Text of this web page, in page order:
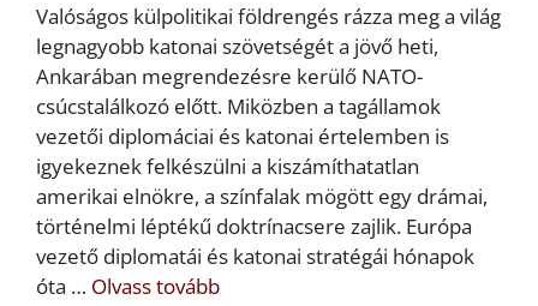
Valóságos külpolitikai földrengés rázza meg a világ
legnagyobb katonai szövetségét a jövő heti,
Ankarában megrendezésre kerülő NATO-
csúcstalálkozó előtt. Miközben a tagállamok
vezetői diplomáciai és katonai értelemben is
igyekeznek felkészülni a kiszámíthatatlan
amerikai elnökre, a színfalak mögött egy drámai,
történelmi léptékű doktrínacsere zajlik. Európa
vezető diplomatái és katonai stratégái hónapok
óta … Olvass tovább